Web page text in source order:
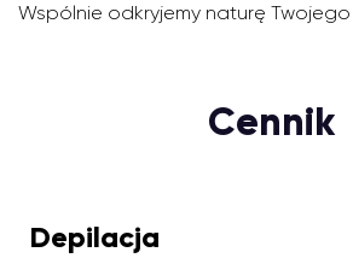
Wspólnie odkryjemy naturę
Cennik
Depilacja